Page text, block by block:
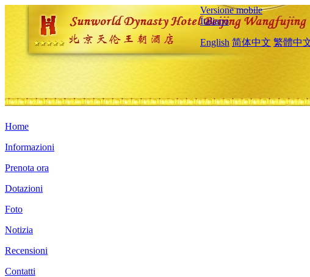
Versione mobile
Italiano
English 简体中文 繁體中
Home
Informazioni
Prenota ora
Dotazioni
Foto
Notizia
Recensioni
Contatti